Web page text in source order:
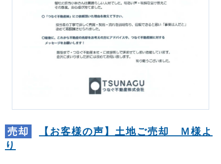
売却
【お客様の声】土地ご売却 Ｍ様よ
り